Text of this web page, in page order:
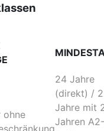
ohne
24 Jahre
(direkt) /
Jahre mit
Jahren A2-